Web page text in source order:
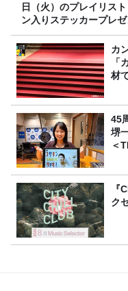
日（火）のプレイリス
ン入りステッカープレ
有り
カ
「
材
45
堺
＜
『
ク